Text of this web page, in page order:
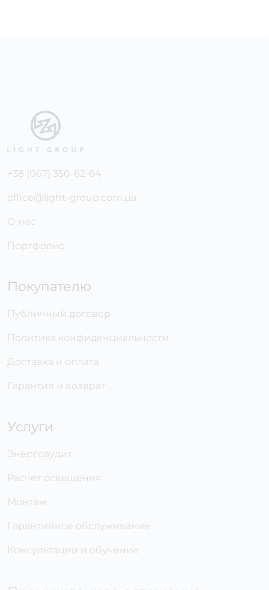
+38 (067) 350-62-64
office@light-group.com.ua
О нас
Портфолио
Покупателю
Публичный договор
Политика конфиденциальности
Доставка и оплата
Гарантия и возврат
Услуги
Энергоаудит
Расчет освещения
Монтаж
Гарантийное обслуживание
Консультации и обучение